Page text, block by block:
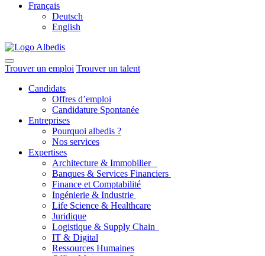
Français
Deutsch
English
Trouver un emploi Trouver un talent
Candidats
Offres d’emploi
Candidature Spontanée
Entreprises
Pourquoi albedis ?
Nos services
Expertises
Architecture & Immobilier
Banques & Services Financiers
Finance et Comptabilité
Ingénierie & Industrie
Life Science & Healthcare
Juridique
Logistique & Supply Chain
IT & Digital
Ressources Humaines